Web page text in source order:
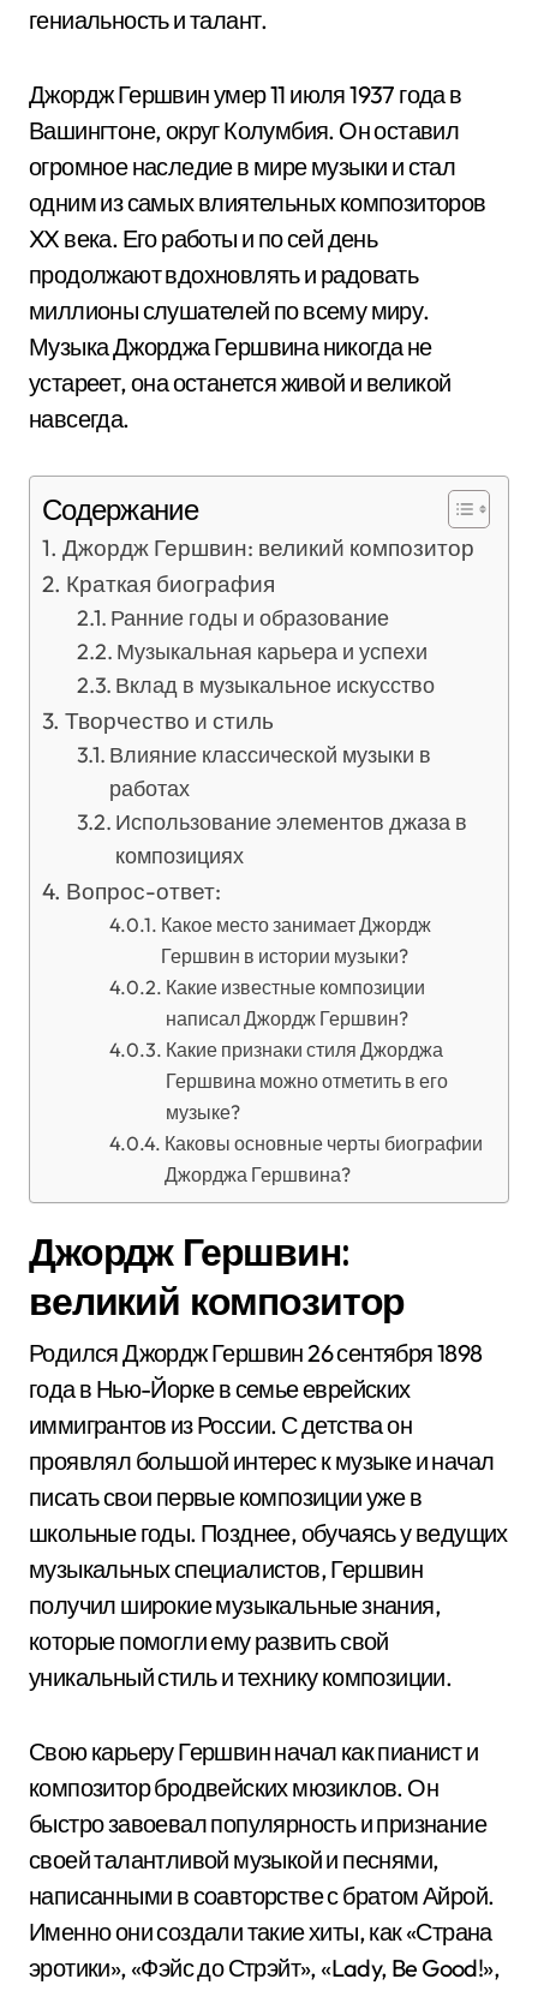
гениальность и талант.
Джордж Гершвин умер 11 июля 1937 года в
Вашингтоне, округ Колумбия. Он оставил
огромное наследие в мире музыки и стал
одним из самых влиятельных композиторов
XX века. Его работы и по сей день
продолжают вдохновлять и радовать
миллионы слушателей по всему миру.
Музыка Джорджа Гершвина никогда не
устареет, она останется живой и великой
навсегда.
Содержание
Джордж Гершвин: великий композитор
Краткая биография
Ранние годы и образование
Музыкальная карьера и успехи
Вклад в музыкальное искусство
Творчество и стиль
Влияние классической музыки в
работах
Использование элементов джаза в
композициях
Вопрос-ответ:
Какое место занимает Джордж
Гершвин в истории музыки?
Какие известные композиции
написал Джордж Гершвин?
Какие признаки стиля Джорджа
Гершвина можно отметить в его
музыке?
Каковы основные черты биографии
Джорджа Гершвина?
Джордж Гершвин:
великий композитор
Родился Джордж Гершвин 26 сентября 1898
года в Нью-Йорке в семье еврейских
иммигрантов из России. С детства он
проявлял большой интерес к музыке и начал
писать свои первые композиции уже в
школьные годы. Позднее, обучаясь у ведущих
музыкальных специалистов, Гершвин
получил широкие музыкальные знания,
которые помогли ему развить свой
уникальный стиль и технику композиции.
Свою карьеру Гершвин начал как пианист и
композитор бродвейских мюзиклов. Он
быстро завоевал популярность и признание
своей талантливой музыкой и песнями,
написанными в соавторстве с братом Айрой.
Именно они создали такие хиты, как «Страна
эротики», «Фэйс до Стрэйт», «Lady, Be Good!»,